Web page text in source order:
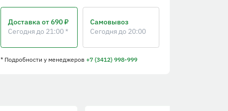
Доставкаот 690 ₽
Сегодня до 21:00 *
Самовывоз
Сегодня до 20:00
* Подробностиу менеджеров+7 (3412) 998-999